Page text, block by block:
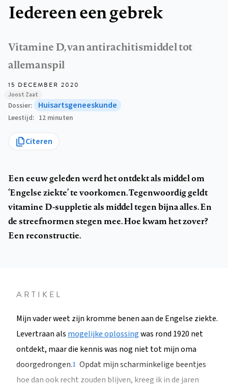
Vitamine D, van antirachitismiddel tot
allemanspil
Iedereen een gebrek
15 DECEMBER 2020
Joost Zaat
Dossier Huisartsgeneeskunde
Leestijd 12 minuten
Citeren
Een eeuw geleden werd het ontdekt als middel om
‘Engelse ziekte’ te voorkomen. Tegenwoordig geldt
vitamine D-suppletie als middel tegen bijna alles. En
de streefnormen stegen mee. Hoe kwam het zover?
Een reconstructie.
ARTIKEL
Mijn vader weet zijn kromme benen aan de Engelse ziekte.
Levertraan als mogelijke oplossingwas rond 1920 net
ontdekt, maar die kennis was nog niet tot mijn oma
doorgedrongen.1 Opdat mijn scharminkelige beentjes
hoe dan ook recht zouden blijven, kreeg ik in de jaren